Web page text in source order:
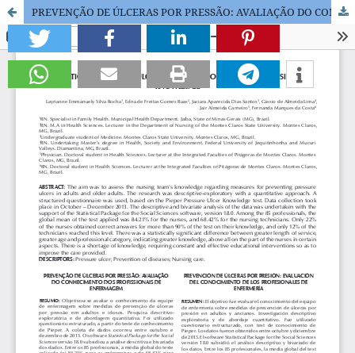
PREVENÇÃO DE ÚLCERAS POR PRESSÃO: AVALIAÇÃO DO CONHECIMENTO DOS PROFISSIONAIS DE ENFERMAGEM